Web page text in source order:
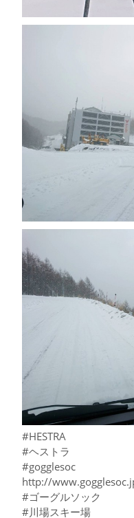
#HESTRA
#ヘストラ
#gogglesoc
http://
#ゴーグルソック
#川場スキー場